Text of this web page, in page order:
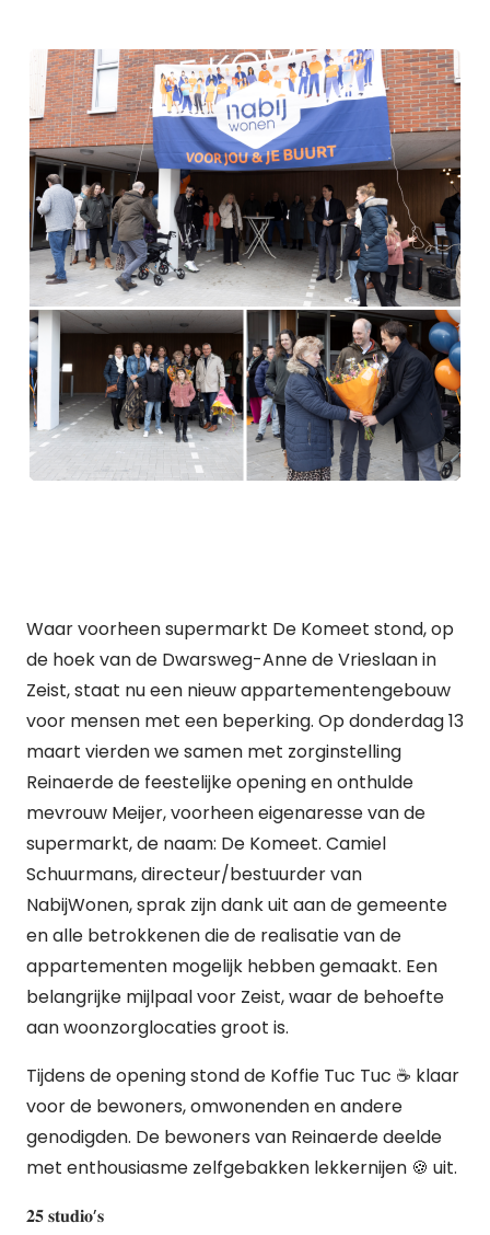
Waar voorheen supermarkt De Komeet stond, op
de hoek van de Dwarsweg-Anne de Vrieslaan in
Zeist, staat nu een nieuw appartementengebouw
voor mensen met een beperking. Op donderdag 13
maart vierden we samen met zorginstelling
Reinaerde de feestelijke opening en onthulde
mevrouw Meijer, voorheen eigenaresse van de
supermarkt, de naam: De Komeet. Camiel
Schuurmans, directeur/bestuurder van
NabijWonen, sprak zijn dank uit aan de gemeente
en alle betrokkenen die de realisatie van de
appartementen mogelijk hebben gemaakt. Een
belangrijke mijlpaal voor Zeist, waar de behoefte
aan woonzorglocaties groot is.
Tijdens de opening stond de Koffie Tuc Tuc ☕ klaar
voor de bewoners, omwonenden en andere
genodigden. De bewoners van Reinaerde deelde
met enthousiasme zelfgebakken lekkernijen 🍪 uit.
𝟐𝟓 𝐬𝐭𝐮𝐝𝐢𝐨’𝐬